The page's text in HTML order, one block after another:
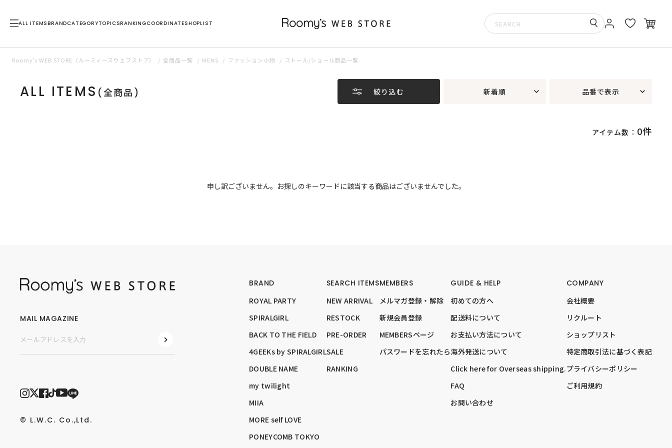
ALL ITEMSBRANDCATEGORYTOPICSRANKINGCOORDINATESHOPLIST
Roomy’s WEB STORE（ルーミィーズウェブストア） 全商品一覧 MENS ファッション小物 ストール/ショール商品一覧
ALL ITEMS (全商品) 絞り込む 新着順 品番で表示
アイテム数： 0件
申し訳ございません。お探しのキーワードに該当する商品はございませんでした。
BRAND
ROYAL PARTY
SPIRALGIRL
BACK TO THE FIELD
4GEEKs by SPIRALGIRL
DOUBLE NAME
my twilight
MIIA
MORE self LOVE
PONEYCOMB TOKYO
SEARCH ITEMS
NEW ARRIVAL
RESTOCK
PRE-ORDER
SALE
RANKING
MEMBERS
メルマガ登録・解除
新規会員登録
MEMBERSページ
パスワードを忘れたら
GUIDE & HELP
初めての方へ
配送料について
お支払い方法について
海外発送について
Click here for Overseas shipping.
FAQ
お問い合わせ
COMPANY
会社概要
リクルート
ショップリスト
特定商取引法に基づく表記
プライバシーポリシー
ご利用規約
MAIL MAGAZINE
© L.W.C. Co.,Ltd.